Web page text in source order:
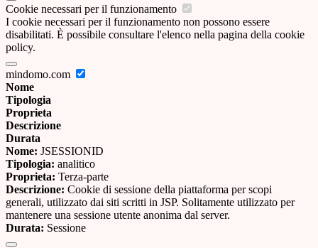
Cookie necessari per il funzionamento
I cookie necessari per il funzionamento non possono essere
disabilitati. È possibile consultare l'elenco nella pagina della cookie
policy.
mindomo.com
Nome
Tipologia
Proprieta
Descrizione
Durata
Nome: JSESSIONID
Tipologia: analitico
Proprieta: Terza-parte
Descrizione: Cookie di sessione della piattaforma per scopi
generali, utilizzato dai siti scritti in JSP. Solitamente utilizzato per
mantenere una sessione utente anonima dal server.
Durata: Sessione